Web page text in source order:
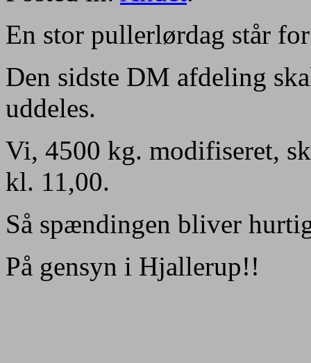
En stor pullerlørdag står
Den sidste DM afdeling
uddeles.
Vi, 4500 kg. modifiseret,
kl. 11,00.
Så spændingen bliver
På gensyn i Hjallerup!!